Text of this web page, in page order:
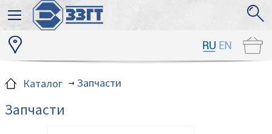
Каталог Запчасти
Запчасти